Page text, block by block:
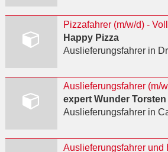
Pizzafahrer (m/w/d) -
Happy Pizza
Auslieferungsfahrerin
Auslieferungsfahrer (m/
expert Wunder
Auslieferungsfahrerin